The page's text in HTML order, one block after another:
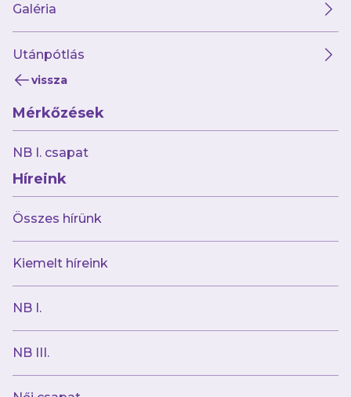
Galéria
Utánpótlás
vissza
Mérkőzések
NB I. csapat
Híreink
Összes hírünk
Kiemelt híreink
NB I.
NB III.
2024.10.31
Másodszor is legyőztük a Rubeolát
2024.10.31